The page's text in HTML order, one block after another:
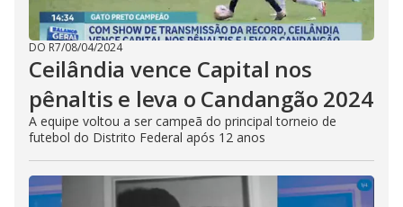
DO R7/08/04/2024
Ceilândia vence Capital nos
pênaltis e leva o Candangão 2024
A equipe voltou a ser campeã do principal torneio de
futebol do Distrito Federal após 12 anos